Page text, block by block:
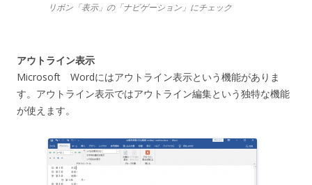
リボン「表示」の「ナビゲーション」にチェック
アウトライン表示
Microsoft Wordにはアウトライン表示という機能がありま
す。アウトライン表示ではアウトライン編集という独特な機能
が使えます。